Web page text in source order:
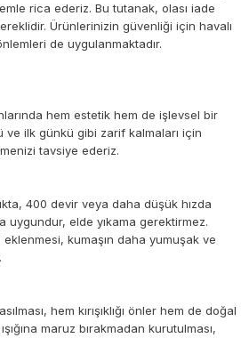
rica ederiz. Bu tutanak, olası iade
Ürünlerinizin güvenliği için havalı
de uygulanmaktadır.
hem estetik hem de işlevsel bir
ve ilk günkü gibi zarif kalmaları için
tavsiye ederiz.
400 devir veya daha düşük hızda
uygundur, elde yıkama gerektirmez.
eklenmesi, kumaşın daha yumuşak ve
hem kırışıklığı önler hem de doğal
maruz bırakmadan kurutulması,